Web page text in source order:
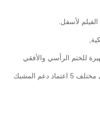
4. متوافق مع جهاز قياس داخلي وخارجي مختلف 5 اعتماد دعم المشبك